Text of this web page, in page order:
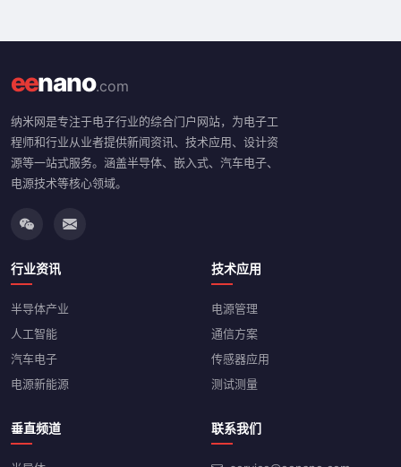
eenano.com
纳米网是专注于电子行业的综合门户网站，为电子工
程师和行业从业者提供新闻资讯、技术应用、设计资
源等一站式服务。涵盖半导体、嵌入式、汽车电子、
电源技术等核心领域。
行业资讯
半导体产业
人工智能
汽车电子
电源新能源
技术应用
电源管理
通信方案
传感器应用
测试测量
垂直频道 联系我们